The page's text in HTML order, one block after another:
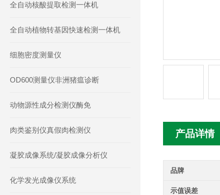
产品详情
品牌
示值误差
全自动核酸提取检测一体机
全自动植物转基因快速检测一体机
细胞密度测量仪
OD600测量仪非洲猪瘟诊断
动物源性成分检测仪酶免
肉类鉴别仪真假肉检测仪
凝胶成像系统/凝胶成像分析仪
化学发光成像仪系统